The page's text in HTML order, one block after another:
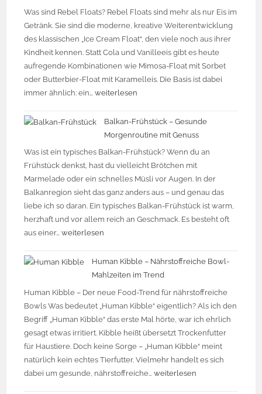
Was sind Rebel Floats? Rebel Floats sind mehr als nur Eis im
Getränk. Sie sind die moderne, kreative Weiterentwicklung
des klassischen „Ice Cream Float“, den viele noch aus ihrer
Kindheit kennen. Statt Cola und Vanilleeis gibt es heute
aufregende Kombinationen wie Mimosa-Float mit Sorbet
oder Butterbier-Float mit Karamelleis. Die Basis ist dabei
immer ähnlich: ein…weiterlesen
Balkan-Frühstück – Gesunde
Morgenroutine mit Genuss
Was ist ein typisches Balkan-Frühstück? Wenn du an
Frühstück denkst, hast du vielleicht Brötchen mit
Marmelade oder ein schnelles Müsli vor Augen. In der
Balkanregion sieht das ganz anders aus – und genau das
liebe ich so daran. Ein typisches Balkan-Frühstück ist warm,
herzhaft und vor allem reich an Geschmack. Es besteht oft
aus einer…weiterlesen
Human Kibble – Nährstoffreiche Bowl-
Mahlzeiten im Trend
Human Kibble – Der neue Food-Trend für nährstoffreiche
Bowls Was bedeutet „Human Kibble“ eigentlich? Als ich den
Begriff „Human Kibble“ das erste Mal hörte, war ich ehrlich
gesagt etwas irritiert. Kibble heißt übersetzt Trockenfutter
für Haustiere. Doch keine Sorge – „Human Kibble“ meint
natürlich kein echtes Tierfutter. Vielmehr handelt es sich
dabei um gesunde, nährstoffreiche…weiterlesen